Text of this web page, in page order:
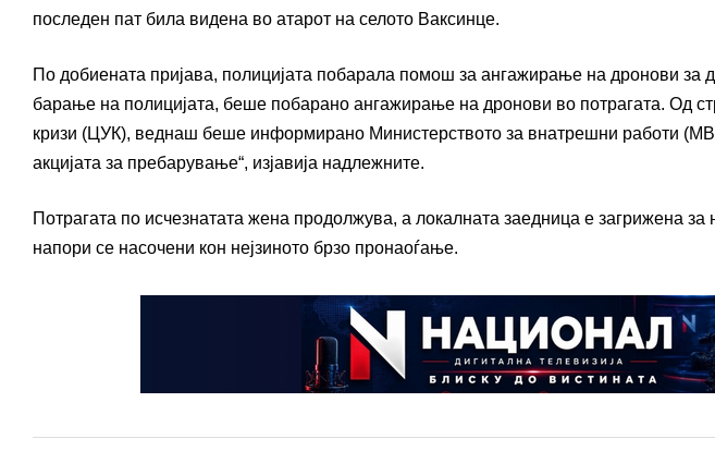
последен пат била видена во атарот на селото Ваксинце.
По добиената пријава, полицијата побарала помош за ангажирање на дронови за
барање на полицијата, беше побарано ангажирање на дронови во потрагата. Од
кризи (ЦУК), веднаш беше информирано Министерството за внатрешни работи
акцијата за пребарување“, изјавија надлежните.
Потрагата по исчезнатата жена продолжува, а локалната заедница е загрижена
напори се насочени кон нејзиното брзо пронаоѓање.